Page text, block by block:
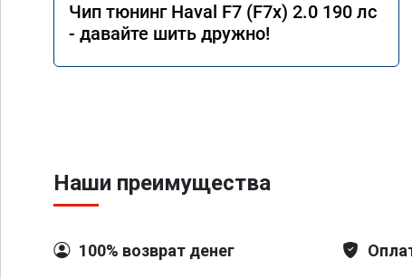
Чип тюнинг Haval F7 (F7x) 2.0 190 лс
- давайте шить дружно!
Наши преимущества
100% возврат денег